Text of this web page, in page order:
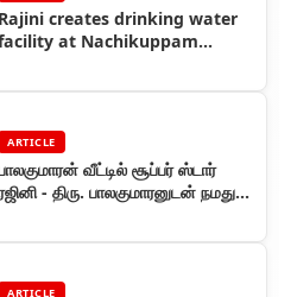
Rajini creates drinking water
at Nachikuppam
ARTICLE
வீட்டில் சூப்பர் ஸ்டார்
- திரு. பாலகுமாரனுடன் நமது
ARTICLE